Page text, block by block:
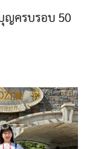
ญครบรอบ 50